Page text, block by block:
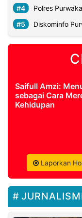
Polres
Diskominfo
Saifull Amzi:
sebagai Cara
Kehidupan
Laporkan